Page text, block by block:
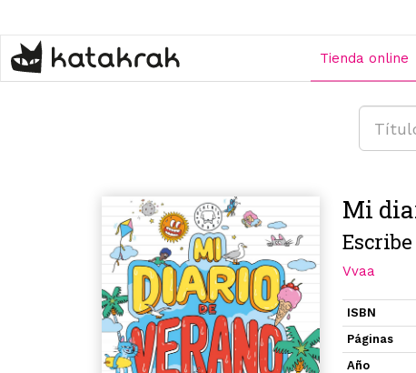
contenido
principal
Tienda online
Mi
Vvaa
ISBN
Páginas
Año